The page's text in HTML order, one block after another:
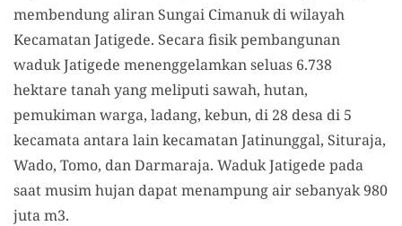
membendung aliran Sungai Cimanuk di wilayah
Kecamatan Jatigede. Secara fisik pembangunan
waduk Jatigede menenggelamkan seluas 6.738
hektare tanah yang meliputi sawah, hutan,
pemukiman warga, ladang, kebun, di 28 desa di 5
kecamata antara lain kecamatan Jatinunggal, Situraja,
Wado, Tomo, dan Darmaraja. Waduk Jatigede pada
saat musim hujan dapat menampung air sebanyak 980
juta m3.